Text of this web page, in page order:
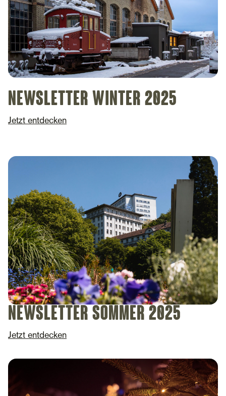
Newsletter Winter 2025
Jetzt entdecken
Newsletter Sommer 2025
Jetzt entdecken